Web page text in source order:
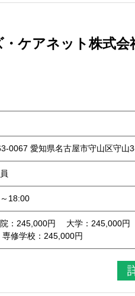
ケアネット株式会
0067 愛知県名古屋市守山区守山
員
18:00
院：245,000円 大学：245,000
修学校：245,000円